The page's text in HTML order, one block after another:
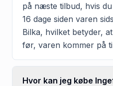
på næste tilbud, hvis
16 dage siden varen
Bilka, hvilket betyder,
før, varen kommer på
Hvor kan jeg købe